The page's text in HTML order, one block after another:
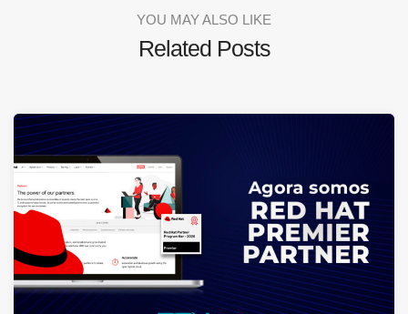
YOU MAY ALSO LIKE
Related Posts